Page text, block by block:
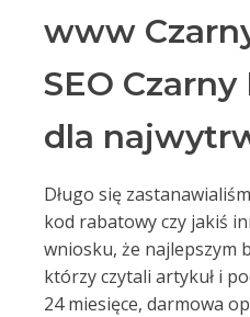
www
SEO
dla
Długo się
kod rabatowy czy jakiś
wniosku, że najlepszym
którzy czytali artykuł i
24 miesięce, darmowa